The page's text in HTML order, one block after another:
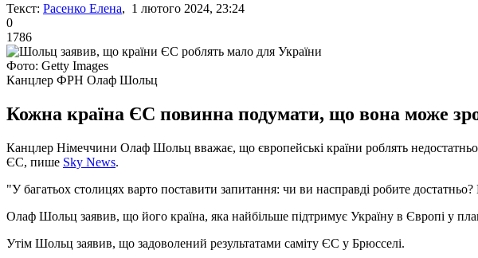
Текст: Расенко Елена, 1 лютого 2024, 23:24
0
1786
Фото: Getty Images
Канцлер ФРН Олаф Шольц
Кожна країна ЄС повинна подумати, що вона може
Канцлер Німеччини Олаф Шольц вважає, що європейські країни роблять недостатньо
ЄС, пише Sky News.
"У багатьох столицях варто поставити запитання: чи ви насправді робите
Олаф Шольц заявив, що його країна, яка найбільше підтримує Україну в Європі у
Утім Шольц заявив, що задоволений результатами саміту ЄС у Брюсселі.